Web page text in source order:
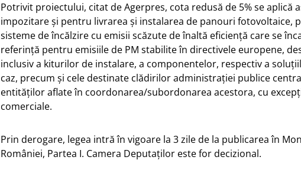
Potrivit proiectului, citat de Agerpres, cota redusă de 5% se aplică
impozitare şi pentru livrarea şi instalarea de panouri fotovoltaice,
sisteme de încălzire cu emisii scăzute de înaltă eficienţă care se
referinţă pentru emisiile de PM stabilite în directivele europene,
inclusiv a kiturilor de instalare, a componentelor, respectiv a
caz, precum şi cele destinate clădirilor administraţiei publice
entităţilor aflate în coordonarea/subordonarea acestora, cu
comerciale.
Prin derogare, legea intră în vigoare la 3 zile de la publicarea în
României, Partea I. Camera Deputaţilor este for decizional.